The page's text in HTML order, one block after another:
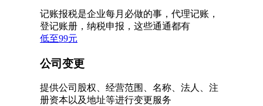
记账报税是企业每月必做的事，代理记账，
登记账册，纳税申报，这些通通都有
低至99元
公司变更
提供公司股权、经营范围、名称、法人、注
册资本以及地址等进行变更服务